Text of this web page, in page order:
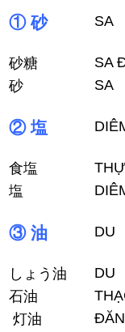
① 砂 SA
砂糖 SA
砂
SA
② 塩
食塩
塩
③ 油 DU
しょう油 DU
石油
灯油